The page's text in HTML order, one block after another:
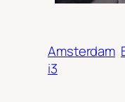
Amsterdam
i3